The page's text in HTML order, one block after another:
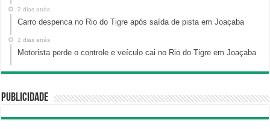
2 dias atrás
Carro despenca no Rio do Tigre após saída de pista em Joaçaba
2 dias atrás
Motorista perde o controle e veículo cai no Rio do Tigre em Joaçaba
Publicidade